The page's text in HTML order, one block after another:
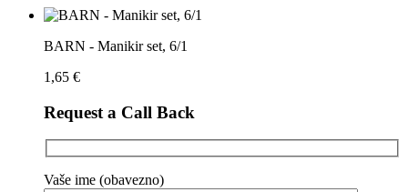
BARN - Manikir set, 6/1
1,65 €
Request a Call Back
Vaše ime (obavezno)